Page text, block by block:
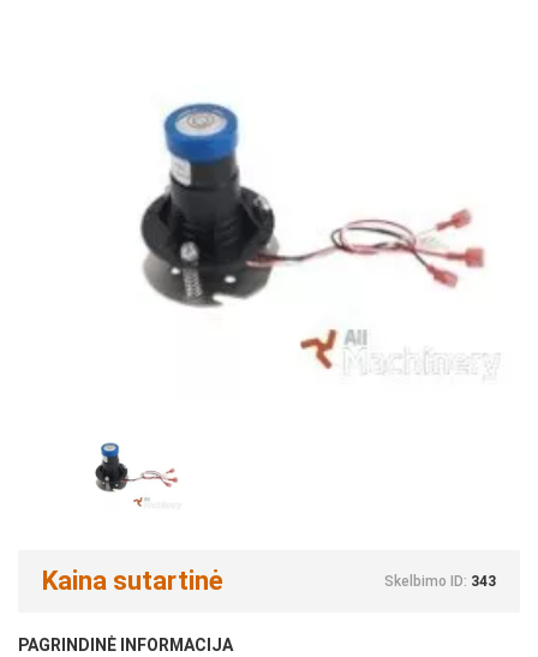
Kaina sutartinė Skelbimo ID: 343
PAGRINDINĖ INFORMACIJA